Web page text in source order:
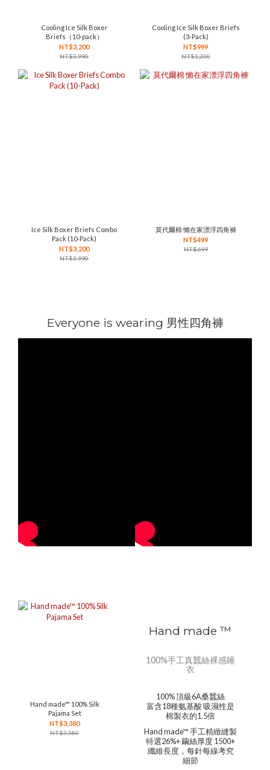
Cooling Ice Silk Boxer
Briefs（10-pack）
NT$3,200
NT$3,990
Cooling Ice Silk Boxer Briefs
(3-Pack)
NT$999
NT$1,200
Ice Silk Boxer Briefs Combo
Pack (10-Pack)
NT$3,200
NT$3,990
莫代爾棉 懶在家漂浮四角褲
NT$499
NT$699
Everyone is wearing 男性四角褲
Hand made™ 100% Silk
Pajama Set
NT$3,380
NT$3,580
Hand made ™
100%手工真蠶絲裸感睡
衣
100% 頂級6A桑蠶絲
富含18種氨基酸 吸濕性是
棉製衣的1.5倍
Hand made™ 手工精緻縫製
特選26%+ 繭絲厚度 1500+
纖維長度，每針每線考究
細節